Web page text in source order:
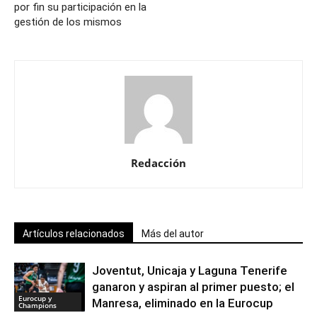
por fin su participación en la
gestión de los mismos
Redacción
Artículos relacionados Más del autor
Eurocup y
Champions
Joventut, Unicaja y Laguna Tenerife
ganaron y aspiran al primer puesto; el
Manresa, eliminado en la Eurocup